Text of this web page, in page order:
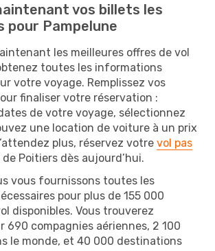
vos billets les
pour Pampelune
les meilleures offres de vol
toutes les informations
votre voyage. Remplissez vos
finaliser votre réservation :
de votre voyage, sélectionnez
une location de voiture à un prix
plus, réservez votre vol pas
Poitiers dès aujourd’hui.
vous fournissons toutes les
pour plus de 155 000
disponibles. Vous trouverez
690 compagnies aériennes, 2 100
le monde, et 40 000 destinations